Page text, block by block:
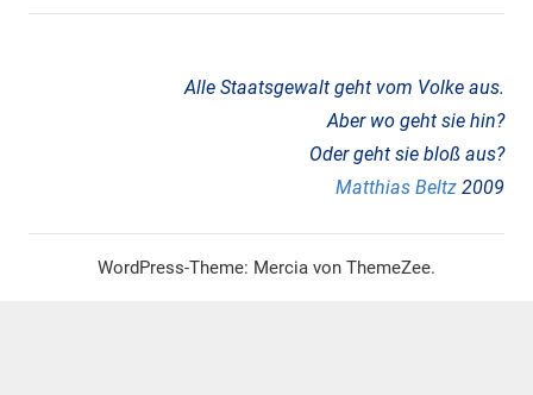
Alle Staatsgewalt geht vom Volke aus.
Aber wo geht sie hin?
Oder geht sie bloß aus?
Matthias Beltz 2009
WordPress-Theme: Mercia von ThemeZee.